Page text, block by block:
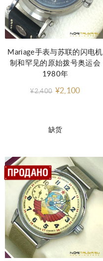
缺货
Mariage手表与苏联的闪电机
制和罕见的原始拨号奥运会
1980年
¥2,400 ¥2,100